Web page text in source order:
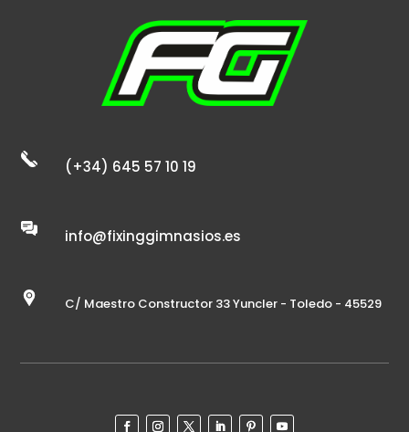
(+34) 645 57 10 19
info@fixinggimnasios.es
C/ Maestro Constructor 33 Yuncler - Toledo - 45529